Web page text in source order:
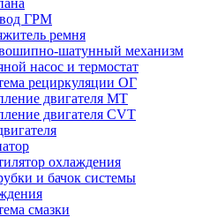
ГРМ
ремня
шатунный механизм
насос и термостат
рециркуляции ОГ
двигателя MT
двигателя CVT
охлаждения
и бачок системы
смазки